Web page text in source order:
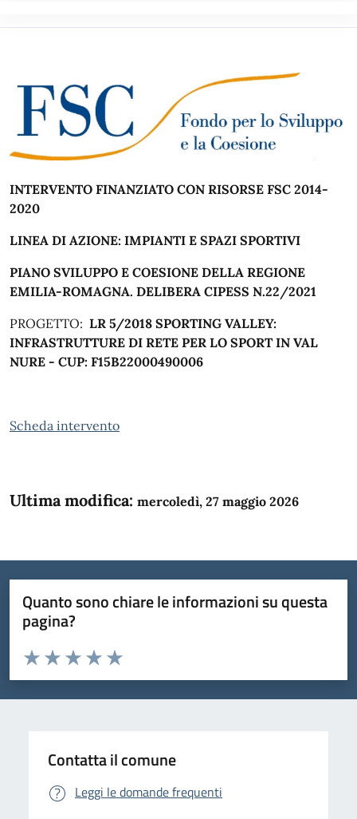
INTERVENTO FINANZIATO CON RISORSE FSC 2014-
2020
LINEA DI AZIONE: IMPIANTI E SPAZI SPORTIVI
PIANO SVILUPPO E COESIONE DELLA REGIONE
EMILIA-ROMAGNA. DELIBERA CIPESS N.22/2021
PROGETTO: LR 5/2018 SPORTING VALLEY:
INFRASTRUTTURE DI RETE PER LO SPORT IN VAL
NURE - CUP: F15B22000490006
Scheda intervento
Ultima modifica: mercoledì, 27 maggio 2026
Quanto sono chiare le informazioni su questa
pagina?
Domanda
Valuta da 1 a 5 stelle la pagina
Valuta 5 stelle su 5
Valuta 4 stelle su 5
Valuta 3 stelle su 5
Valuta 2 stelle su 5
Valuta 1 stelle su 5
Contatta il comune
Leggi le domande frequenti